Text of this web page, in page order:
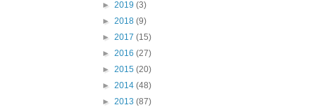
► 2019 (3)
► 2018 (9)
► 2017 (15)
► 2016 (27)
► 2015 (20)
► 2014 (48)
► 2013 (87)